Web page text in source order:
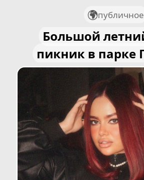
публичное
Большой
пикник в парке